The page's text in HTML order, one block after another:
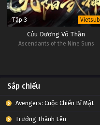
Tập 3 Vietsub
Cửu Dương Võ Thần
Ascendants of the Nine Suns
Sắp chiếu
Avengers: Cuộc Chiến Bí Mật
Trưởng Thành Lên